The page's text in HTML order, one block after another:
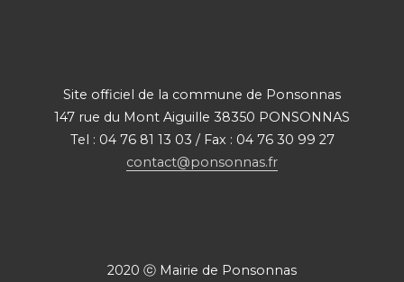
Site officiel de la commune de Ponsonnas
147 rue du Mont Aiguille 38350 PONSONNAS
Tel : 04 76 81 13 03 / Fax : 04 76 30 99 27
contact@ponsonnas.fr
2020 ⓒ Mairie de Ponsonnas